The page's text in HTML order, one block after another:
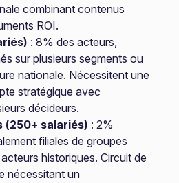
combinant contenus
ROI.
: 8% des acteurs,
sur plusieurs segments ou
nationale. Nécessitent une
stratégique avec
décideurs.
(250+ salariés) : 2%
filiales de groupes
historiques. Circuit de
nécessitant un